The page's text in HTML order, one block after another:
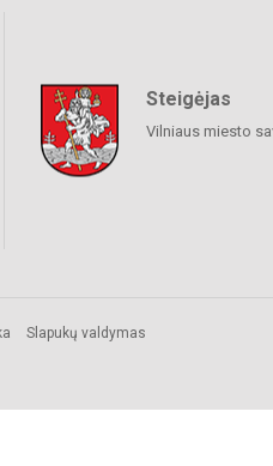
Steigėjas
Vilniaus miesto
Slapukų valdymas